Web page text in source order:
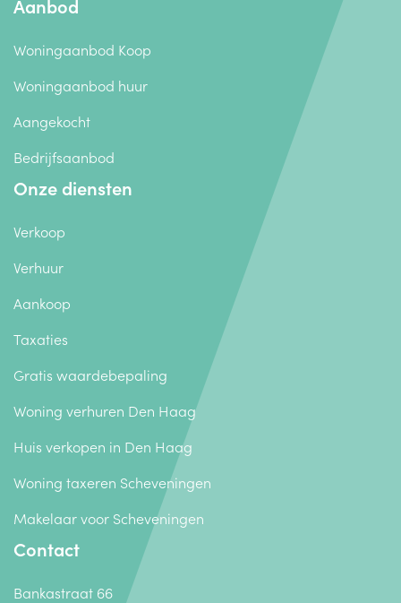
Aanbod
Woningaanbod Koop
Woningaanbod huur
Aangekocht
Bedrijfsaanbod
Onze diensten
Verkoop
Verhuur
Aankoop
Taxaties
Gratis waardebepaling
Woning verhuren Den Haag
Huis verkopen in Den Haag
Woning taxeren Scheveningen
Makelaar voor Scheveningen
Contact
Bankastraat 66